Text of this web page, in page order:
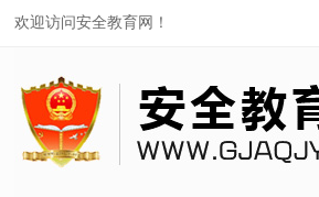
欢迎访问安全教育网！